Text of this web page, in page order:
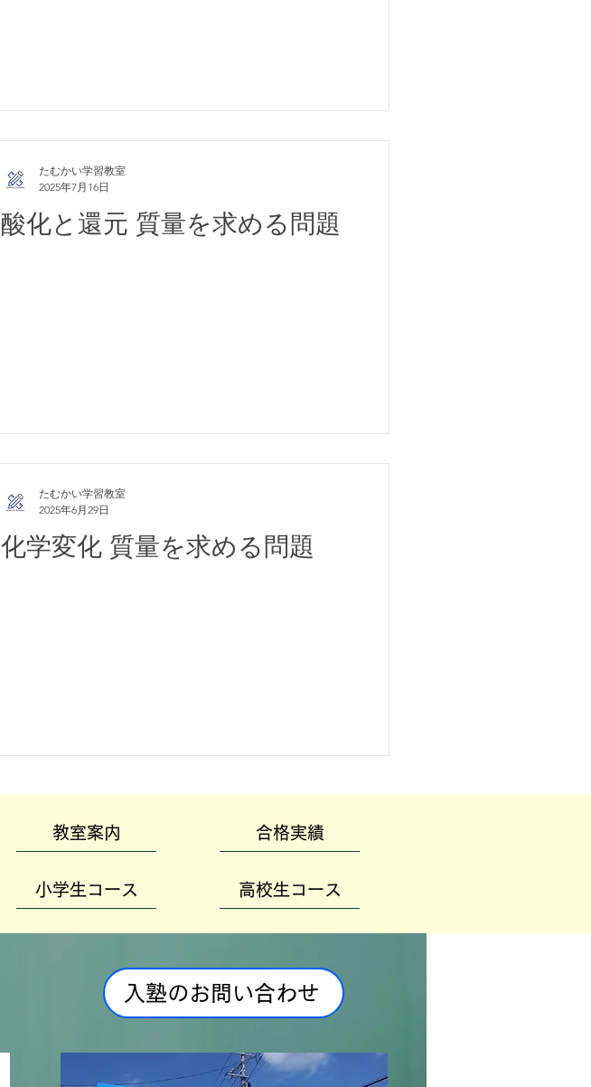
酸化と還元 質量を求める問題
たむかい学習教室
2025年7月16日
化学変化 質量を求める問題
たむかい学習教室
2025年6月29日
教室案内
小学生コース
合格実績
高校生コース
入塾のお問い合わせ